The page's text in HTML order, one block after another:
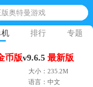
奥特曼游戏
服 地铁跑酷体验服版本
亮星空共庆周年
版 黎明觉醒生机国际服
对体验服
机 排行 专题
币版v9.6.5 最新版
大小：235.2M
语言：中文